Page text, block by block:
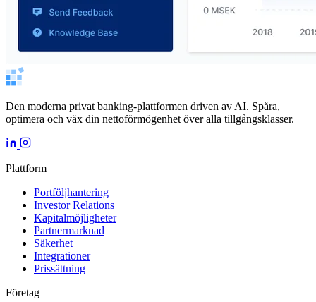
Den moderna privat banking-plattformen driven av AI. Spåra,
optimera och väx din nettoförmögenhet över alla tillgångsklasser.
Plattform
Portföljhantering
Investor Relations
Kapitalmöjligheter
Partnermarknad
Säkerhet
Integrationer
Prissättning
Företag